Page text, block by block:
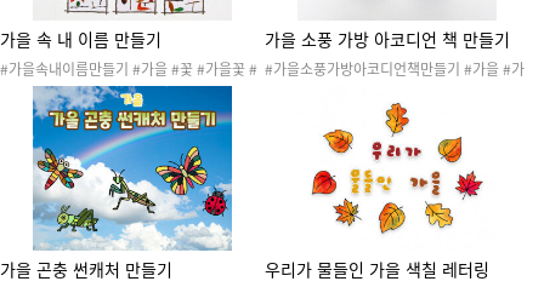
가을 속 내 이름 만들기
#가을속내이름만들기 #가을 #꽃 #가을꽃 #
자연물 #가을도안 #가을활동 #가을만들기 #
자연물놀이 #자연물만들기 #자연물활동 #이
름 #내이름 #이름꾸미기 #가을산책놀이
가을 소풍 가방 아코디언 책 만들기
#가을소풍가방아코디언책만들기 #가을 #가
현장학습 #소풍가방 #현장학습가방 #가을도
안 #가을활동 #가을만들기 #작은책 #가을작
은책 #가을소풍작은책 #아코디언책 #가을아
코디언책 #가을소풍아코디언책 #가을사전 #
아코디언 #아코디언북 #가을산책놀이
가을 곤충 썬캐처 만들기 우리가 물들인 가을 색칠 레터링